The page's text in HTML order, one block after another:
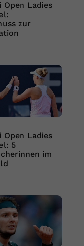
Open Ladies
zur
Open Ladies
5
im